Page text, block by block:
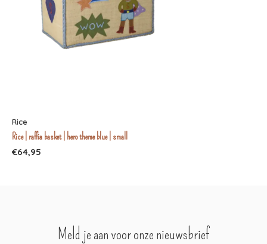
Rice
Rice | raffia basket | hero theme blue | small
€64,95
Meld je aan voor onze nieuwsbrief